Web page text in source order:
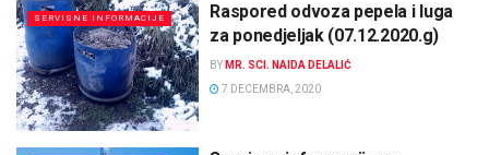
SERVISNE INFORMACIJE
Raspored odvoza pepela i luga
za ponedjeljak (07.12.2020.g)
BY MR. SCI. NAIDA DELALIĆ
7 DECEMBRA, 2020